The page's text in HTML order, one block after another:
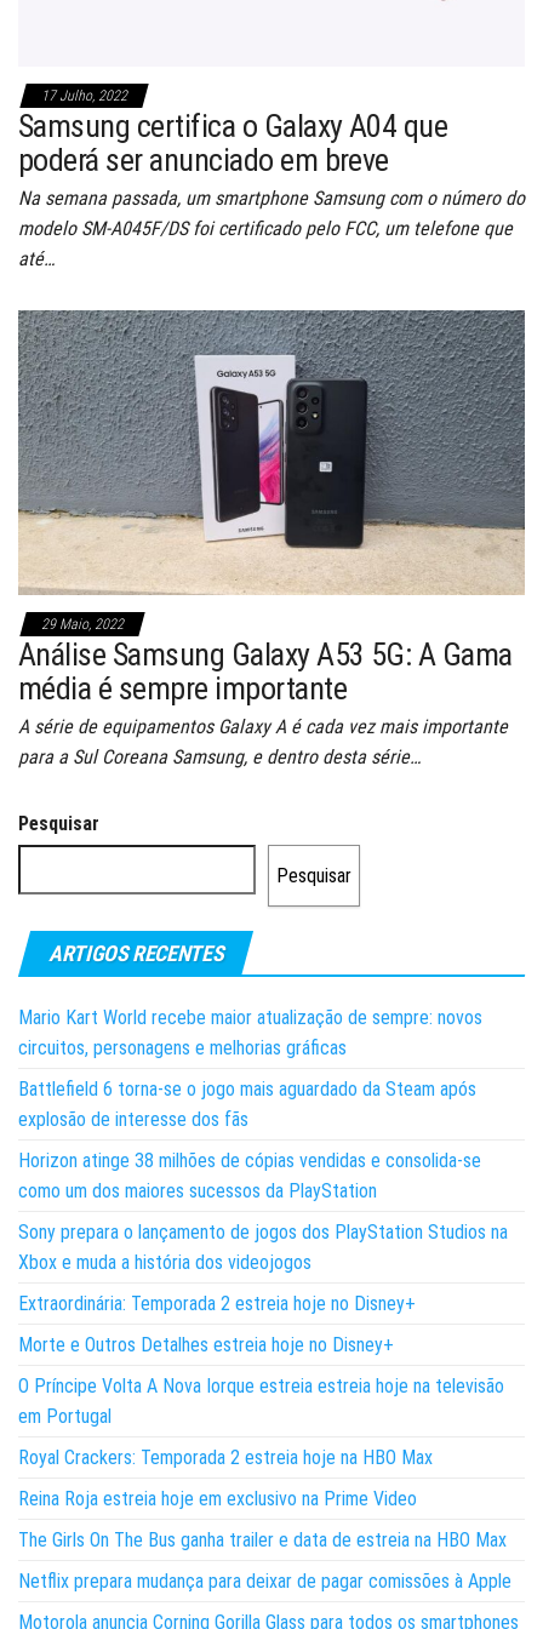
17 Julho, 2022
Samsung certifica o Galaxy A04 que
poderá ser anunciado em breve
Na semana passada, um smartphone Samsung com o número do
modelo SM-A045F/DS foi certificado pelo FCC, um telefone que
até…
29 Maio, 2022
Análise Samsung Galaxy A53 5G: A Gama
média é sempre importante
A série de equipamentos Galaxy A é cada vez mais importante
para a Sul Coreana Samsung, e dentro desta série…
Pesquisar
Pesquisar
ARTIGOS RECENTES
Mario Kart World recebe maior atualização de sempre: novos
circuitos, personagens e melhorias gráficas
Battlefield 6 torna-se o jogo mais aguardado da Steam após
explosão de interesse dos fãs
Horizon atinge 38 milhões de cópias vendidas e consolida-se
como um dos maiores sucessos da PlayStation
Sony prepara o lançamento de jogos dos PlayStation Studios na
Xbox e muda a história dos videojogos
Extraordinária: Temporada 2 estreia hoje no Disney+
Morte e Outros Detalhes estreia hoje no Disney+
O Príncipe Volta A Nova Iorque estreia estreia hoje na televisão
em Portugal
Royal Crackers: Temporada 2 estreia hoje na HBO Max
Reina Roja estreia hoje em exclusivo na Prime Video
The Girls On The Bus ganha trailer e data de estreia na HBO Max
Netflix prepara mudança para deixar de pagar comissões à Apple
Motorola anuncia Corning Gorilla Glass para todos os smartphones